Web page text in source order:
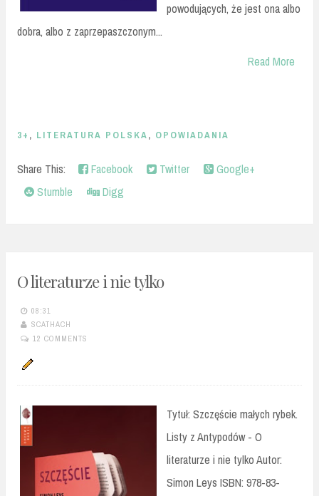
powodujących, że jest ona albo
dobra, albo z zaprzepaszczonym...
Read More
3+ , LITERATURA POLSKA, OPOWIADANIA
Share This: Facebook Twitter
Google+
Stumble
Digg
O literaturze i nie tylko
08:31
SCATHACH
12 COMMENTS
Tytuł: Szczęście małych rybek.
Listy z Antypodów - O
literaturze i nie tylko Autor:
Simon Leys ISBN: 978-83-